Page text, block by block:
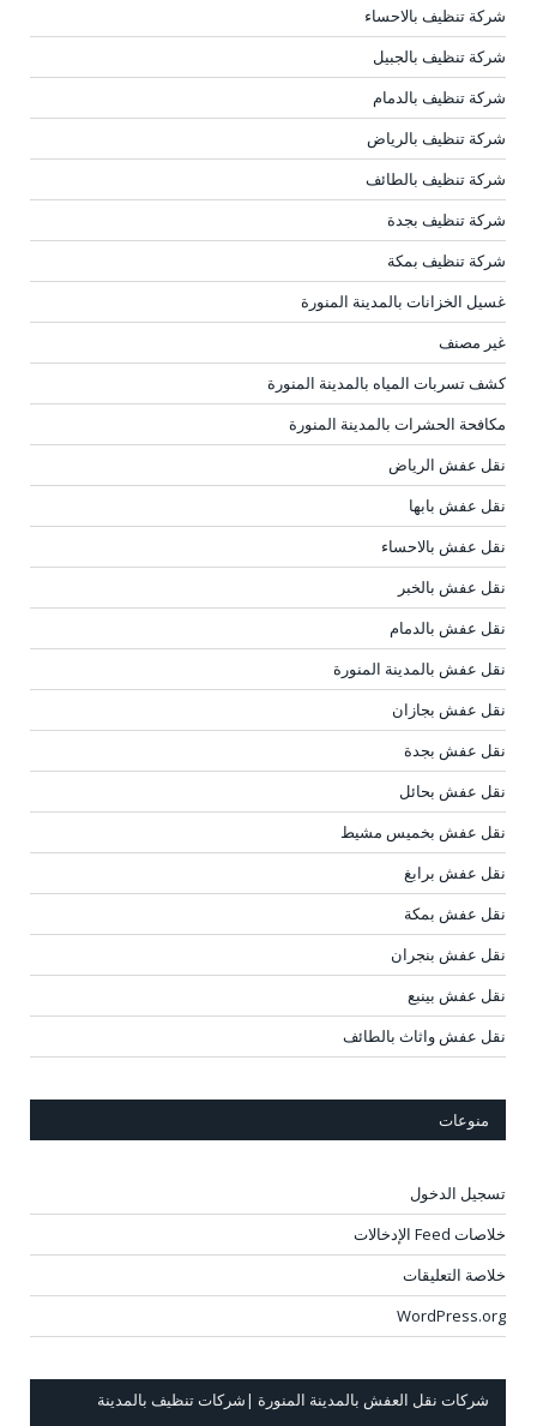
شركة تنظيف بالاحساء
شركة تنظيف بالجبيل
شركة تنظيف بالدمام
شركة تنظيف بالرياض
شركة تنظيف بالطائف
شركة تنظيف بجدة
شركة تنظيف بمكة
غسيل الخزانات بالمدينة المنورة
غير مصنف
كشف تسربات المياه بالمدينة المنورة
مكافحة الحشرات بالمدينة المنورة
نقل عفش الرياض
نقل عفش بابها
نقل عفش بالاحساء
نقل عفش بالخبر
نقل عفش بالدمام
نقل عفش بالمدينة المنورة
نقل عفش بجازان
نقل عفش بجدة
نقل عفش بحائل
نقل عفش بخميس مشيط
نقل عفش برابغ
نقل عفش بمكة
نقل عفش بنجران
نقل عفش بينبع
نقل عفش واثاث بالطائف
منوعات
تسجيل الدخول
خلاصات Feed الإدخالات
خلاصة التعليقات
WordPress.org
شركات نقل العفش بالمدينة المنورة |شركات تنظيف بالمدينة